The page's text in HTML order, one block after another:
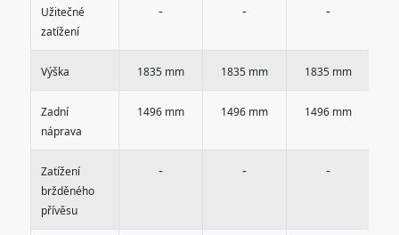
Užitečné
zatížení
- - -
Výška 1835 mm 1835 mm 1835 mm
Zadní
náprava
1496 mm 1496 mm 1496 mm
Zatížení
bržděného
přívěsu
- - -